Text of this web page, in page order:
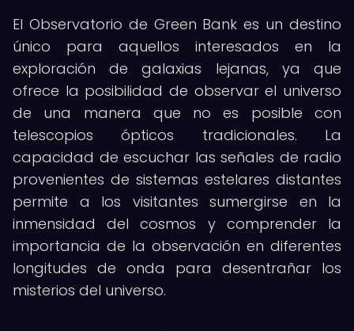
El Observatorio de Green Bank es un destino
único para aquellos interesados en la
exploración de galaxias lejanas, ya que
ofrece la posibilidad de observar el universo
de una manera que no es posible con
telescopios ópticos tradicionales. La
capacidad de escuchar las señales de radio
provenientes de sistemas estelares distantes
permite a los visitantes sumergirse en la
inmensidad del cosmos y comprender la
importancia de la observación en diferentes
longitudes de onda para desentrañar los
misterios del universo.